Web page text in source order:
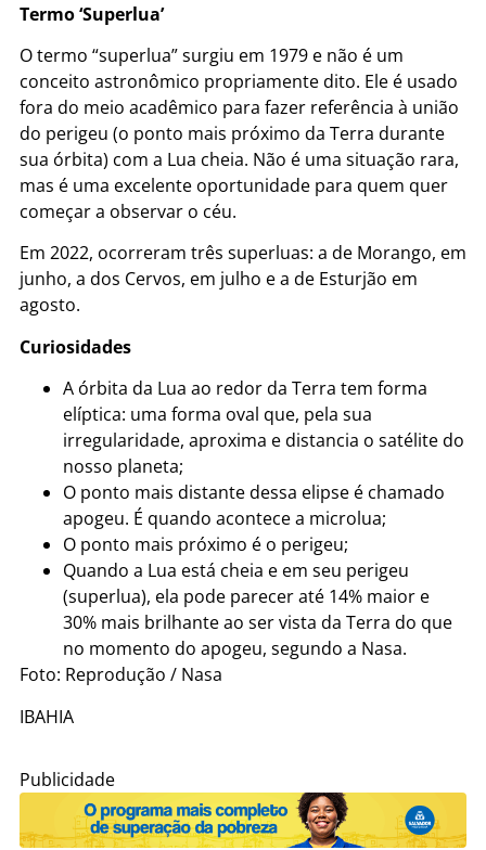
Termo ‘Superlua’
O termo “superlua” surgiu em 1979 e não é um
conceito astronômico propriamente dito. Ele é usado
fora do meio acadêmico para fazer referência à união
do perigeu (o ponto mais próximo da Terra durante
sua órbita) com a Lua cheia. Não é uma situação rara,
mas é uma excelente oportunidade para quem quer
começar a observar o céu.
Em 2022, ocorreram três superluas: a de Morango, em
junho, a dos Cervos, em julho e a de Esturjão em
agosto.
Curiosidades
A órbita da Lua ao redor da Terra tem forma
elíptica: uma forma oval que, pela sua
irregularidade, aproxima e distancia o satélite do
nosso planeta;
O ponto mais distante dessa elipse é chamado
apogeu. É quando acontece a microlua;
O ponto mais próximo é o perigeu;
Quando a Lua está cheia e em seu perigeu
(superlua), ela pode parecer até 14% maior e
30% mais brilhante ao ser vista da Terra do que
no momento do apogeu, segundo a Nasa.
Foto: Reprodução / Nasa
IBAHIA
Publicidade